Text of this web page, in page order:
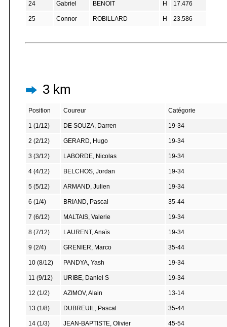
24 Gabriel BENOIT H 17.476
25 Connor ROBILLARD H 23.586
3 km
Position Coureur Catégorie
1 (1/12) DE SOUZA, Darren 19-34
2 (2/12) GERARD, Hugo 19-34
3 (3/12) LABORDE, Nicolas 19-34
4 (4/12) BELCHOS, Jordan 19-34
5 (5/12) ARMAND, Julien 19-34
6 (1/4) BRIAND, Pascal 35-44
7 (6/12) MALTAIS, Valerie 19-34
8 (7/12) LAURENT, Anaïs 19-34
9 (2/4) GRENIER, Marco 35-44
10 (8/12) PANDYA, Yash 19-34
11 (9/12) URIBE, Daniel S 19-34
12 (1/2) AZIMOV, Alain 13-14
13 (1/8) DUBREUIL, Pascal 35-44
14 (1/3) JEAN-BAPTISTE, Olivier 45-54